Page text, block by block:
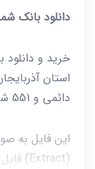
دانلود بانک
خرید و
دائمی و 551 شماره موبایل اعتباری همراه اول.